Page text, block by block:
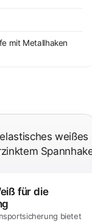
mit Metallhaken
für die
bietet